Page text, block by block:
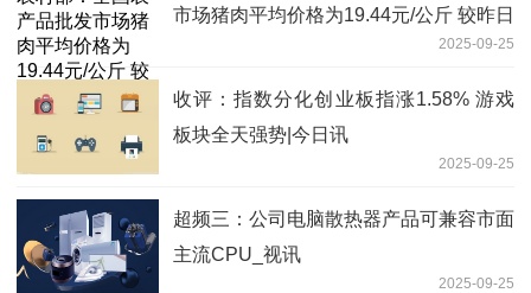
市场猪肉平均价格为19.44元/公斤 较昨日
2025-09-25
收评：指数分化创业板指涨1.58% 游戏
板块全天强势|今日讯
2025-09-25
超频三：公司电脑散热器产品可兼容市面
主流CPU_视讯
2025-09-25